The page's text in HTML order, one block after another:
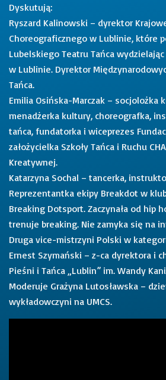
Dyskutują:
Ryszard Kalinowski – dyrektor
Choreograficznego w Lublinie, które
Lubelskiego Teatru Tańca
w Lublinie. Dyrektor
Tańca.
Emilia Osińska-Marczak – socjolożka
menadżerka kultury, choreografka,
tańca, fundatorka i wiceprezes
założycielka Szkoły Tańca i Ruchu
Kreatywnej.
Katarzyna Sochal – tancerka,
Reprezentantka ekipy Breakdot w
Breaking Dotsport. Zaczynała od hip
trenuje breaking. Nie zamyka się na
Druga vice-mistrzyni Polski w
Ernest Szymański – z-ca dyrektora i
Pieśni i Tańca „Lublin” im. Wandy
Moderuje Grażyna Lutosławska –
wykładowczyni na UMCS.